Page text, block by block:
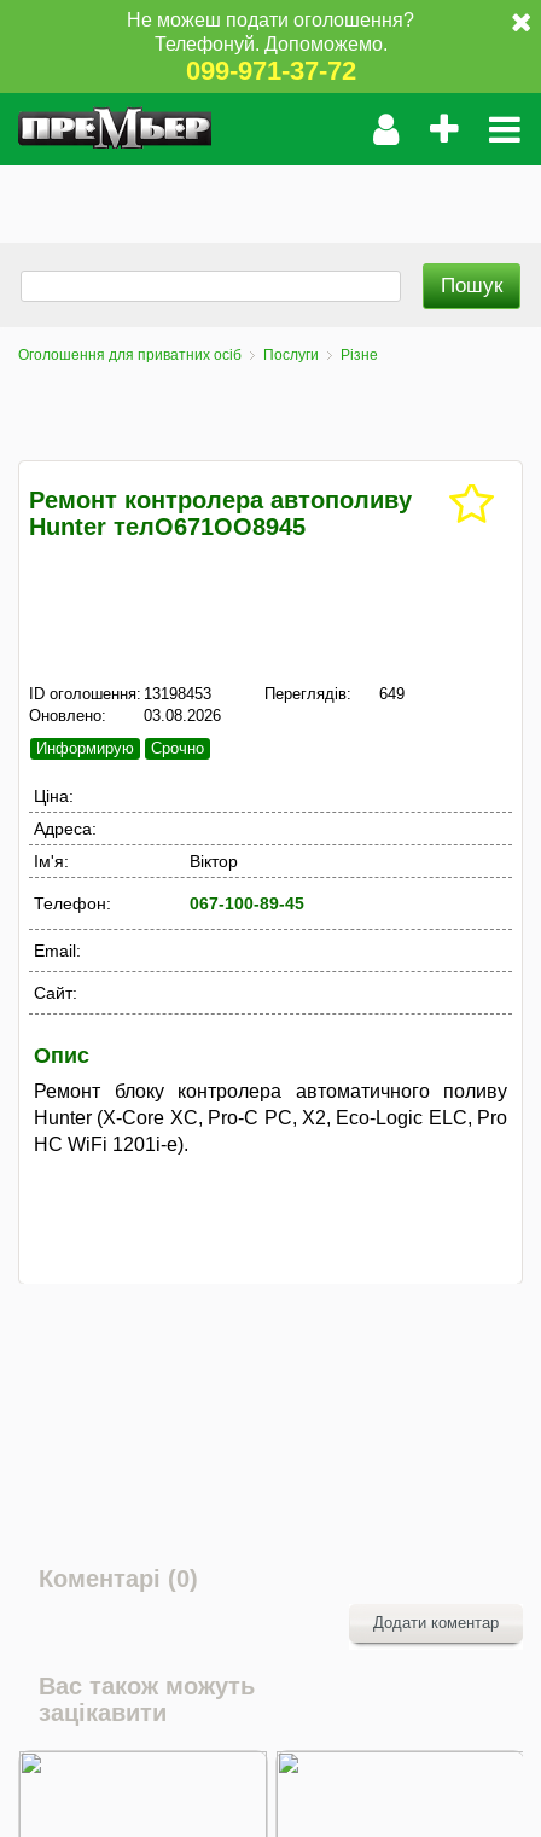
Не можеш подати оголошення?
Телефонуй. Допоможемо.
099-971-37-72
Оголошення для приватних осіб Послуги Різне
Ремонт контролера автополиву
Hunter телO671ОO8945
ID оголошення: 13198453
Оновлено:
03.08.2026
Переглядів: 649
Информирую Срочно
Ціна:
Адреса:
Ім'я:
Вiктоp
Телефон: 067-100-89-45
Email:
Сайт:
Опис
Ремонт блоку контролера автоматичного поливу
Hunter (X-Core XC, Pro-C PC, X2, Eco-Logic ELC, Pro
HC WiFi 1201i-e).
Коментарі (0)
Додати коментар
Вас також можуть
зацікавити